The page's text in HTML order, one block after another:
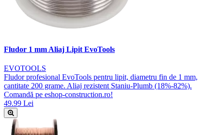
Fludor 1 mm Aliaj Lipit EvoTools
EVOTOOLS
Fludor profesional EvoTools pentru lipit, diametru fin de 1 mm,
cantitate 200 grame. Aliaj rezistent Staniu-Plumb (18%-82%).
Comandă pe eshop-construction.ro!
49.99 Lei